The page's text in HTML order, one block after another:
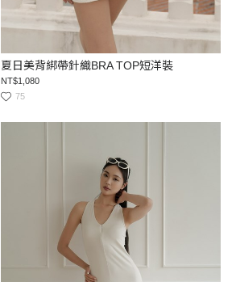
夏日美背綁帶針織BRA TOP短洋裝
NT$1,080
75